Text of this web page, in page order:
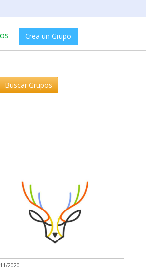
Crea un Grupo
Buscar Grupos
2020